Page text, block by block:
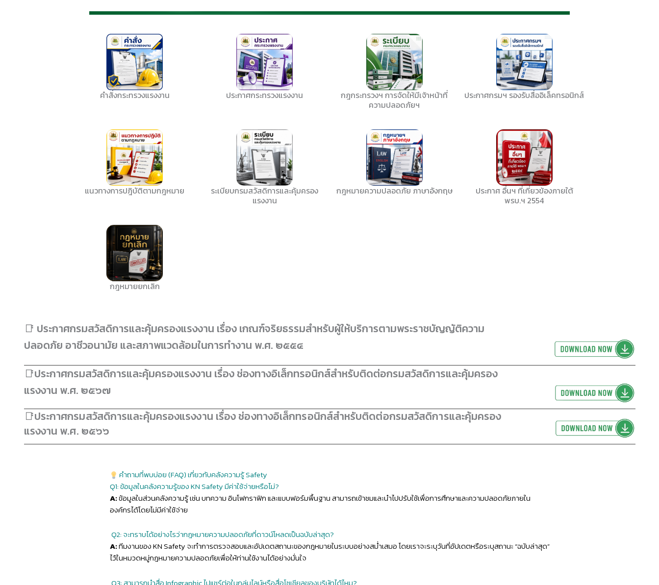
คำสั่งกระทรวงแรงงาน ประกาศกระทรวงแรงงาน
กฎกระทรวงฯ การจัดให้มีเจ้าหน้าที่
ความปลอดภัยฯ
ประกาศกรมฯ รองรับสื่ออิเล็คทรอนิกส์
แนวทางการปฎิบัติตามกฎหมาย
ระเบียบกรมสวัสดิการและคุ้มครอง
แรงงาน
กฎหมายความปลอดภัย ภาษาอังกฤษ
ประกาศ อื่นฯ ที่เกี่ยวข้องภายใต้
พรบ.ฯ 2554
กฎหมายยกเลิก
📑 ประกาศกรมสวัสดิการและคุ้มครองแรงงาน เรื่อง เกณฑ์จริยธรรมสำหรับผู้ให้บริการตามพระราชบัญญัติความ
ปลอดภัย อาชีวอนามัย และสภาพแวดล้อมในการทำงาน พ.ศ. ๒๕๕๔
📑ประกาศกรมสวัสดิการและคุ้มครองแรงงาน เรื่อง ช่องทางอิเล็กทรอนิกส์สำหรับติดต่อกรมสวัสดิการและคุ้มครอง
แรงงาน พ.ศ. ๒๕๖๗
📑ประกาศกรมสวัสดิการและคุ้มครองแรงงาน เรื่อง ช่องทางอิเล็กทรอนิกส์สำหรับติดต่อกรมสวัสดิการและคุ้มครอง
แรงงาน พ.ศ. ๒๕๖๖
คำถามที่พบบ่อย (FAQ) เกี่ยวกับคลังความรู้ Safety
Q1: ข้อมูลในคลังความรู้ของ KN Safety มีค่าใช้จ่ายหรือไม่?
A:ข้อมูลในส่วนคลังความรู้ เช่น บทความ อินโฟกราฟิก และแบบฟอร์มพื้นฐาน สามารถเข้าชมและนำไปปรับใช้เพื่อการศึกษาและความปลอดภัยภายใน
องค์กรได้โดยไม่มีค่าใช้จ่าย
Q2: จะทราบได้อย่างไรว่ากฎหมายความปลอดภัยที่ดาวน์โหลดเป็นฉบับล่าสุด?
A:ทีมงานของ KN Safety จะทำการตรวจสอบและอัปเดตสถานะของกฎหมายในระบบอย่างสม่ำเสมอ โดยเราจะระบุวันที่อัปเดตหรือระบุสถานะ “ฉบับล่าสุด”
ไว้ในหมวดหมู่กฎหมายความปลอดภัยเพื่อให้ท่านใช้งานได้อย่างมั่นใจ
Q3: สามารถนำสื่อ Infographic ไปแชร์ต่อในกลุ่มไลน์หรือสื่อโซเชียลของบริษัทได้ไหม?